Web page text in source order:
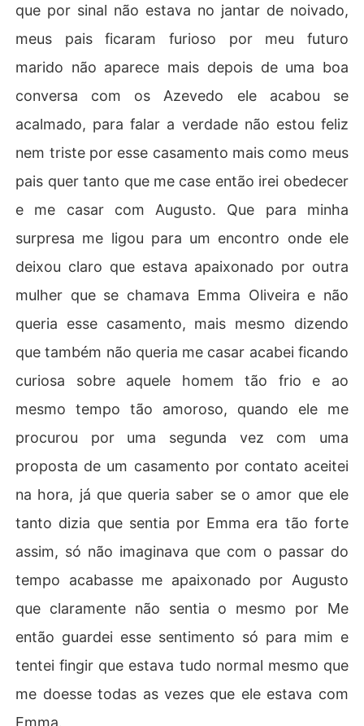
que por sinal não estava no jantar de noivado,
meus pais ficaram furioso por meu futuro
marido não aparece mais depois de uma boa
conversa com os Azevedo ele acabou se
acalmado, para falar a verdade não estou feliz
nem triste por esse casamento mais como meus
pais quer tanto que me case então irei obedecer
e me casar com Augusto. Que para minha
surpresa me ligou para um encontro onde ele
deixou claro que estava apaixonado por outra
mulher que se chamava Emma Oliveira e não
queria esse casamento, mais mesmo dizendo
que também não queria me casar acabei ficando
curiosa sobre aquele homem tão frio e ao
mesmo tempo tão amoroso, quando ele me
procurou por uma segunda vez com uma
proposta de um casamento por contato aceitei
na hora, já que queria saber se o amor que ele
tanto dizia que sentia por Emma era tão forte
assim, só não imaginava que com o passar do
tempo acabasse me apaixonado por Augusto
que claramente não sentia o mesmo por Me
então guardei esse sentimento só para mim e
tentei fingir que estava tudo normal mesmo que
me doesse todas as vezes que ele estava com
Emma.